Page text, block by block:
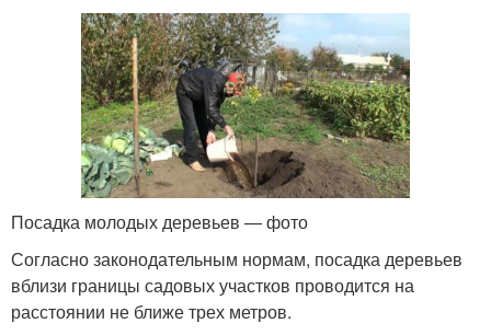
Посадка молодых деревьев — фото
Согласно законодательным нормам, посадка деревьев
вблизи границы садовых участков проводится на
расстоянии не ближе трех метров.